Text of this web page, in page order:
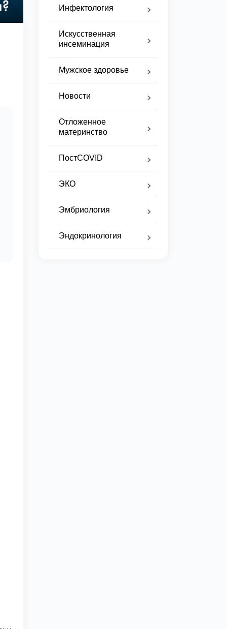
Инфектология
Искусственная
инсеминация
Мужское здоровье
Новости
Отложенное
материнство
ПостCOVID
ЭКО
Эмбриология
Эндокринология